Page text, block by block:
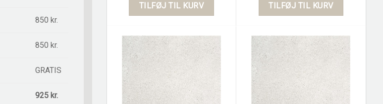
850 kr.
850 kr.
GRATIS
925 kr.
TILFØJ TIL KURV TILFØJ TIL KURV